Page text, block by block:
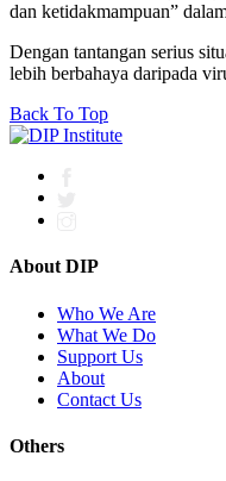
dan ketidakmampuan”
Dengan tantangan serius
lebih berbahaya daripada
Back To Top
About DIP
Who We Are
What We Do
Support Us
About
Contact Us
Others